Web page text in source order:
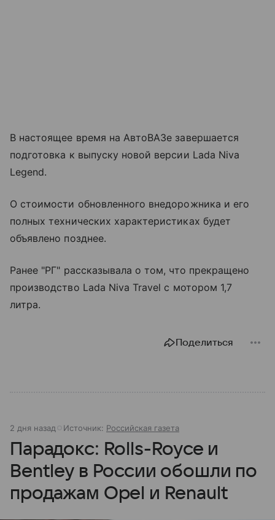
В настоящее время на АвтоВАЗе завершается
подготовка к выпуску новой версии Lada Niva
Legend.
О стоимости обновленного внедорожника и его
полных технических характеристиках будет
объявлено позднее.
Ранее "РГ" рассказывала о том, что прекращено
производство Lada Niva Travel с мотором 1,7
литра.
Поделиться
2 дня назад Источник: Российская газета
Парадокс: Rolls-Royce и
Bentley в России обошли по
продажам Opel и Renault